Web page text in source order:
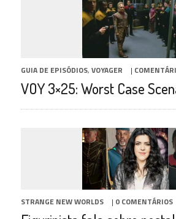
GUIA DE EPISÓDIOS, VOYAGER |
VOY 3×25: Worst Case
STRANGE NEW WORLDS | 0 COMENTÁRIOS